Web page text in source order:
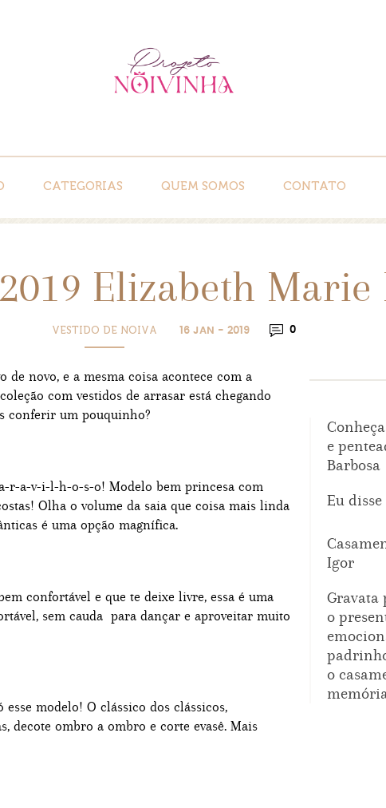
CATEGORIAS QUEM SOMOS CONTATO
Elizabeth Marie
VESTIDO DE NOIVA 16 JAN - 2019 0
de novo, e a mesma coisa acontece com a
com vestidos de arrasar está chegando
conferir um pouquinho?
r-a-v-i-l-h-o-s-o! Modelo bem princesa com
Olha o volume da saia que coisa mais linda
é uma opção magnífica.
confortável e que te deixe livre, essa é uma
sem cauda para dançar e aproveitar muito
esse modelo! O clássico dos clássicos,
decote ombro a ombro e corte evasê. Mais
e
Barbosa
Eu disse
Igor
Gravata
o
o